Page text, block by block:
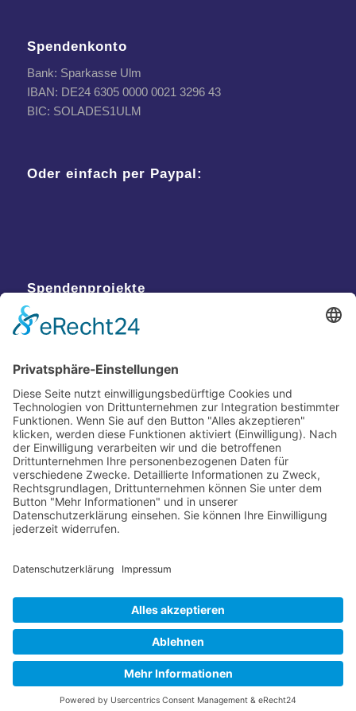
Spendenkonto
Bank: Sparkasse Ulm
IBAN: DE24 6305 0000 0021 3296 43
BIC: SOLADES1ULM
Oder einfach per Paypal:
Spendenprojekte
Kontakt
Postanschrift
Traumkatzen e.V.
89231 Neu-Ulm
© Copyright - Traumkatzen e.V.